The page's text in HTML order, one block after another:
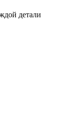
детали